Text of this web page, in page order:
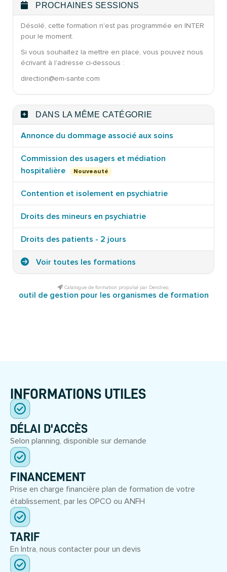
PROCHAINES SESSIONS
Désolé, cette formation n'est pas programmée en INTER
pour le moment.
Si vous souhaitez la mettre en place, vous pouvez nous
écrivant à l'adresse ci-dessous :
direction@em-sante.com
DANS LA MÊME CATÉGORIE
Annonce du dommage associé aux soins
Commission des usagers et médiation
hospitalière
Nouveauté
Contention et isolement en psychiatrie
Droits des mineurs en psychiatrie
Droits des patients - 2 jours
Voir toutes les formations
Catalogue de formation propulsé par Dendreo,
outil de gestion pour les organismes de formation
INFORMATIONS UTILES
DÉLAI D'ACCÈS
Selon planning, disponible sur demande
FINANCEMENT
Prise en charge financière plan de formation de votre
établissement, par les OPCO ou ANFH
TARIF
En Intra, nous contacter pour un devis